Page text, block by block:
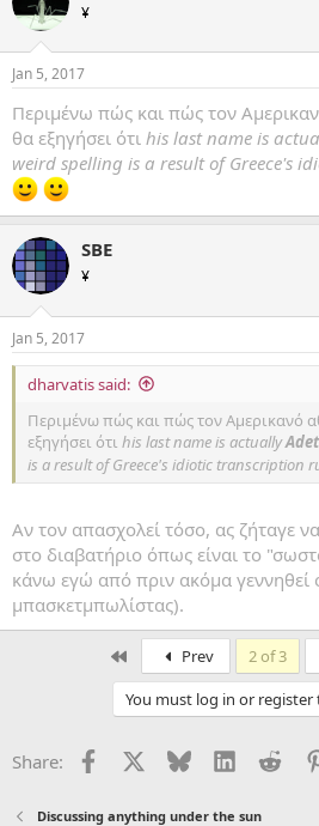
¥
Jan 5, 2017
Περιμένω πώς και πώς τον
θα εξηγήσει ότι his last name is
weird spelling is a result of Greece's
SBE
¥
Jan 5, 2017
dharvatis said:
Περιμένω πώς και πώς τον Αμερικανό
εξηγήσει ότι his last name is actually
is a result of Greece's idiotic transcription
Αν τον απασχολεί τόσο, ας ζήταγε
στο διαβατήριο όπως είναι το
κάνω εγώ από πριν ακόμα γεννηθεί
μπασκετμπωλίστας).
Prev 2 of 3
You must log in or register
Share: Facebook Bluesky LinkedIn
Discussing anything under the sun